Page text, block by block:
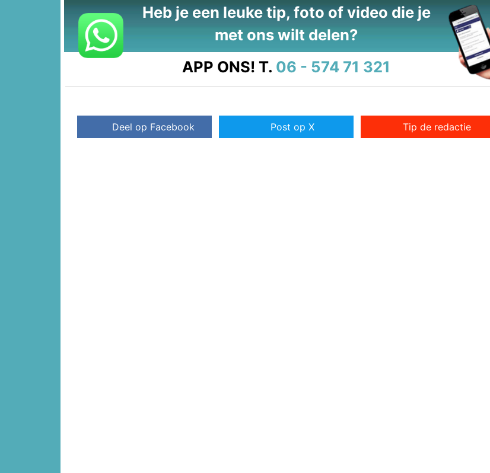
Heb je een leuke tip, foto of video die je
met ons wilt delen?
APP ONS! T. 06 - 574 71 321
Deel op Facebook Post op X Tip de redactie